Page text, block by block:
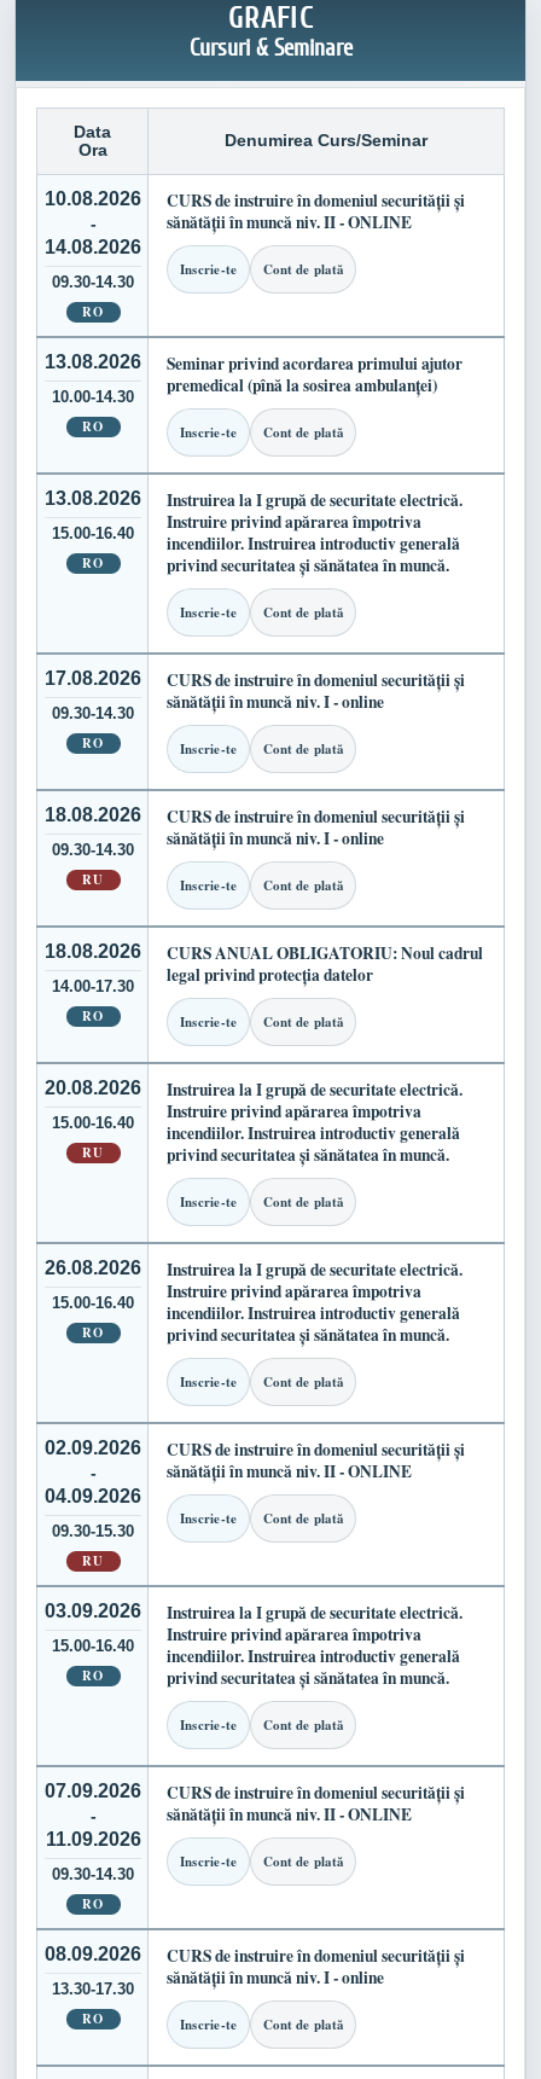
GRAFIC
Cursuri & Seminare
Data
Ora
Denumirea Curs/Seminar
10.08.2026
-
14.08.2026
09.30-14.30
RO
CURS de instruire în domeniul securității și
sănătății în muncă niv. II - ONLINE
Inscrie-te Cont de plată
13.08.2026
10.00-14.30
RO
Seminar privind acordarea primului ajutor
premedical (pînă la sosirea ambulanței)
Inscrie-te Cont de plată
13.08.2026
15.00-16.40
RO
Instruirea la I grupă de securitate electrică.
Instruire privind apărarea împotriva
incendiilor. Instruirea introductiv generală
privind securitatea și sănătatea în muncă.
Inscrie-te Cont de plată
17.08.2026
09.30-14.30
RO
CURS de instruire în domeniul securității și
sănătății în muncă niv. I - online
Inscrie-te Cont de plată
18.08.2026
09.30-14.30
RU
CURS de instruire în domeniul securității și
sănătății în muncă niv. I - online
Inscrie-te Cont de plată
18.08.2026
14.00-17.30
RO
CURS ANUAL OBLIGATORIU: Noul cadrul
legal privind protecția datelor
Inscrie-te Cont de plată
20.08.2026
15.00-16.40
RU
Instruirea la I grupă de securitate electrică.
Instruire privind apărarea împotriva
incendiilor. Instruirea introductiv generală
privind securitatea și sănătatea în muncă.
Inscrie-te Cont de plată
26.08.2026
15.00-16.40
RO
Instruirea la I grupă de securitate electrică.
Instruire privind apărarea împotriva
incendiilor. Instruirea introductiv generală
privind securitatea și sănătatea în muncă.
Inscrie-te Cont de plată
02.09.2026
-
04.09.2026
09.30-15.30
RU
CURS de instruire în domeniul securității și
sănătății în muncă niv. II - ONLINE
Inscrie-te Cont de plată
03.09.2026
15.00-16.40
RO
Instruirea la I grupă de securitate electrică.
Instruire privind apărarea împotriva
incendiilor. Instruirea introductiv generală
privind securitatea și sănătatea în muncă.
Inscrie-te Cont de plată
07.09.2026
-
11.09.2026
09.30-14.30
RO
CURS de instruire în domeniul securității și
sănătății în muncă niv. II - ONLINE
Inscrie-te Cont de plată
08.09.2026
13.30-17.30
RO
CURS de instruire în domeniul securității și
sănătății în muncă niv. I - online
Inscrie-te Cont de plată